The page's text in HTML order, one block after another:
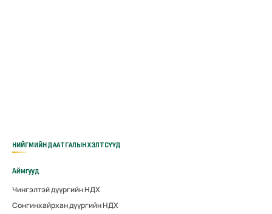
НИЙГМИЙН ДААТГАЛЫН ХЭЛТСҮҮД
Аймгууд
Чингэлтэй дүүргийн НДХ
Сонгинхайрхан дүүргийн НДХ